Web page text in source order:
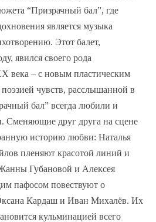
“Призрачный бал”, где
является музыка
Этот балет,
явился своего рода
века – с новым пластическим
чувств, расслышанной в
бал” всегда любили и
Сменяющие друг друга на сцене
историю любви: Наталья
пленяют красотой линий и
Губановой и Алексея
пафосом повествуют о
Кардаш и Иван Михалёв. Их
кульминацией всего